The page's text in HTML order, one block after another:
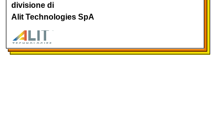
divisione di
Alit Technologies SpA